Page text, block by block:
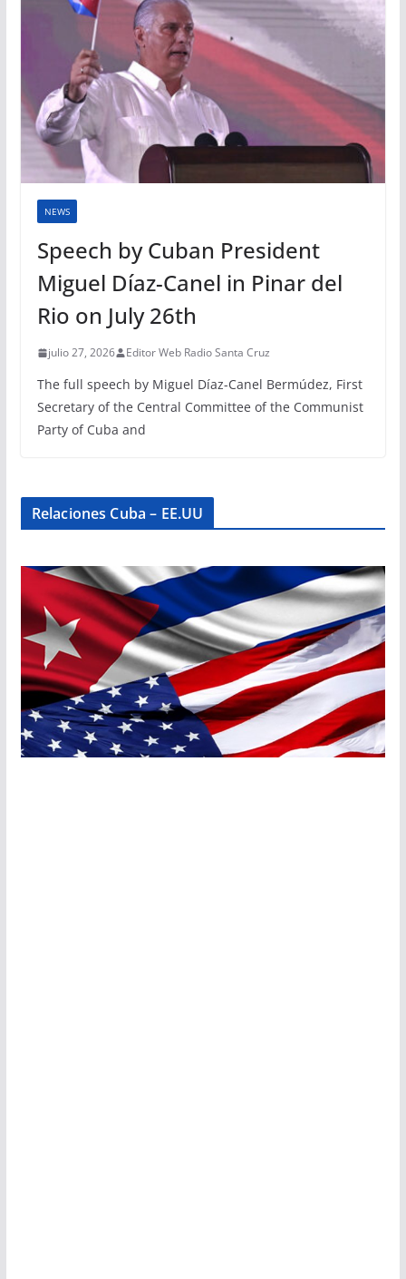
NEWS
Speech by Cuban President
Miguel Díaz-Canel in Pinar del
Rio on July 26th
julio 27, 2026 Editor Web Radio Santa Cruz
The full speech by Miguel Díaz-Canel Bermúdez, First
Secretary of the Central Committee of the Communist
Party of Cuba and
Relaciones Cuba – EE.UU